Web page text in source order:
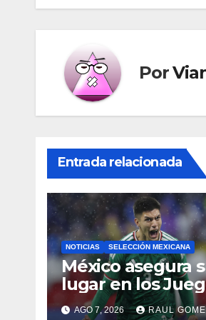
entradas
Por
Entrada relacionada
NOTICIAS SELECCIÓN MEXICANA
México asegura
lugar en los
Olímpicos de Los
AGO 7, 2026 RAUL